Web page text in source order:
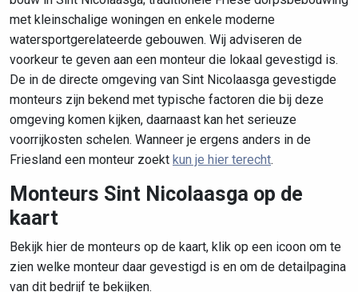
met kleinschalige woningen en enkele moderne
watersportgerelateerde gebouwen. Wij adviseren de
voorkeur te geven aan een monteur die lokaal gevestigd is.
De in de directe omgeving van Sint Nicolaasga gevestigde
monteurs zijn bekend met typische factoren die bij deze
omgeving komen kijken, daarnaast kan het serieuze
voorrijkosten schelen. Wanneer je ergens anders in de
Friesland een monteur zoekt kun je hier terecht.
Monteurs Sint Nicolaasga op de
kaart
Bekijk hier de monteurs op de kaart, klik op een icoon om te
zien welke monteur daar gevestigd is en om de detailpagina
van dit bedrijf te bekijken.